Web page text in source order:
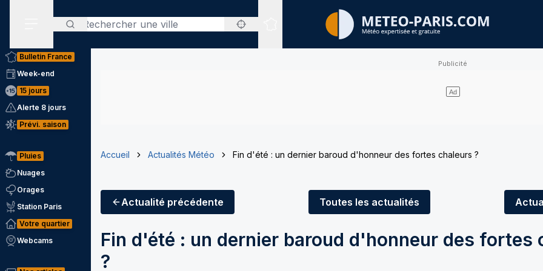
Rechercher
Sites expertisés
Bulletin France
Week-end
15 jours
Alerte 8 jours
Prévi. saison
Pluies
Nuages
Orages
Station Paris
Votre quartier
Webcams
Accueil Actualités Météo Fin d'été : un dernier baroud d'honneur des fortes chaleurs ?
Actualité précédente Toutes les actualités
Fin d'été : un dernier baroud d'honneur des fortes
?